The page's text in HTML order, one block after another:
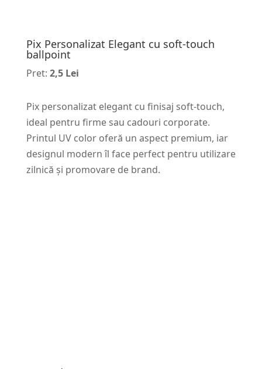
Pix Personalizat Elegant cu soft-touch
ballpoint
Pret: 2,5 Lei
Pix personalizat elegant cu finisaj soft-touch,
ideal pentru firme sau cadouri corporate.
Printul UV color oferă un aspect premium, iar
designul modern îl face perfect pentru utilizare
zilnică și promovare de brand.